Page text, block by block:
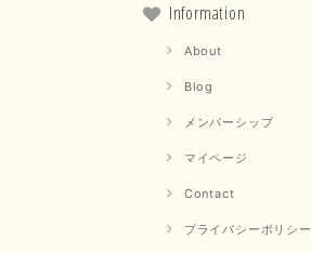
Information
About
Blog
メンバーシップ
マイページ
Contact
プライバシーポリシー